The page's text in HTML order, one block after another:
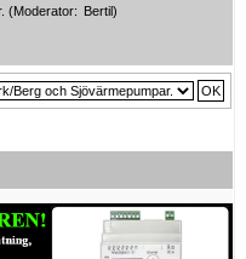
(Moderator: Bertil)